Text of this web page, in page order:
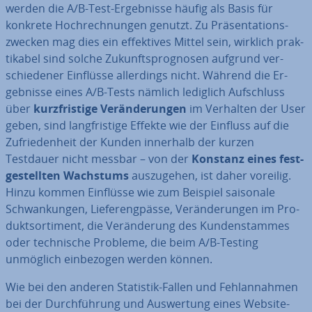
werden die A/B-Test-Er­geb­nis­se häufig als Basis für
konkrete Hoch­rech­nun­gen genutzt. Zu Prä­sen­ta­ti­ons­
zwe­cken mag dies ein ef­fek­ti­ves Mittel sein, wirklich prak­
ti­ka­bel sind solche Zu­kunfts­pro­gno­sen aufgrund ver­
schie­de­ner Einflüsse al­ler­dings nicht. Während die Er­
geb­nis­se eines A/B-Tests nämlich lediglich Auf­schluss
über kurz­fris­ti­ge Ver­än­de­run­gen im Verhalten der User
geben, sind lang­fris­ti­ge Effekte wie der Einfluss auf die
Zu­frie­den­heit der Kunden innerhalb der kurzen
Testdauer nicht messbar – von der Konstanz eines fest­
ge­stell­ten Wachstumsaus­zu­ge­hen, ist daher voreilig.
Hinzu kommen Einflüsse wie zum Beispiel saisonale
Schwan­kun­gen, Lie­fer­eng­päs­se, Ver­än­de­run­gen im Pro­
dukt­sor­ti­ment, die Ver­än­de­rung des Kun­den­stam­mes
oder tech­ni­sche Probleme, die beim A/B-Testing
unmöglich ein­be­zo­gen werden können.
Wie bei den anderen Statistik-Fallen und Fehl­an­nah­men
bei der Durch­füh­rung und Aus­wer­tung eines Website-